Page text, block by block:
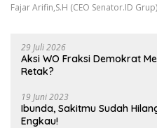
Fajar Arifin,S.H (CEO Senator.ID Grup)
29 Juli 2026
Aksi WO Fraksi Demokrat
Retak?
19 Juni 2023
Ibunda, Sakitmu Sudah
Engkau!